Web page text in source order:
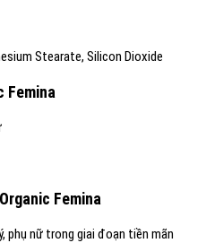
Stearate, Silicon Dioxide
Femina
Femina
phụ nữ trong giai đoạn tiền mãn